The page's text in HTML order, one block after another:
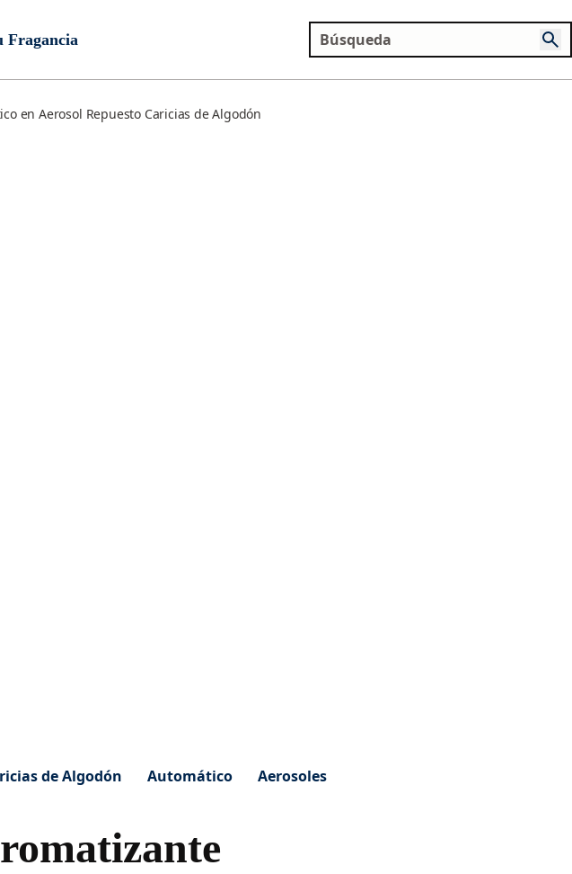
Fragancia
en Aerosol Repuesto Caricias de Algodón
de Algodón Automático Aerosoles